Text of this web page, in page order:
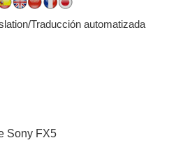
Traducción automatizada
Sony FX5